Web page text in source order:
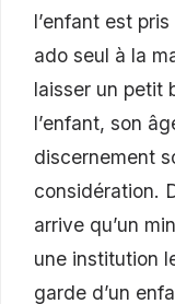
l’enfant est
ado seul à la
laisser un petit
l’enfant, son
discernement
considération.
arrive qu’un
une institution
garde d’un